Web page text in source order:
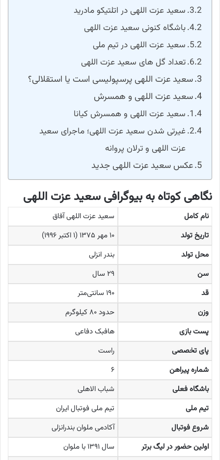
سعید عزت اللهی در اتلتیکو مادرید
باشگاه کنونی سعید عزت اللهی
سعید عزت اللهی در تیم ملی
تعداد گل های سعید عزت اللهی
سعید عزت اللهی پرسپولیسی است یا استقلالی؟
سعید عزت اللهی و همسرش
سعید عزت اللهی و همسرش کیانا
غیرتی شدن سعید عزت اللهی؛ ماجرای سعید
عزت اللهی و ترلان پروانه
عکس سعید عزت اللهی جدید
نگاهی کوتاه به بیوگرافی سعید عزت اللهی
نام کامل
سعید عزت اللهی آفاق
تاریخ تولد
۱۰ مهر ۱۳۷۵ (۱ اکتبر ۱۹۹۶)
محل تولد
بندر انزلی
سن
۲۹ سال
قد
۱۹۰ سانتی‌متر
وزن
حدود ۸۰ کیلوگرم
پست بازی
هافبک دفاعی
پای تخصصی
راست
شماره پیراهن
۶
باشگاه فعلی
شباب الاهلی
تیم ملی
تیم ملی فوتبال ایران
شروع فوتبال
آکادمی ملوان بندرانزلی
اولین حضور در لیگ برتر
سال ۱۳۹۱ با ملوان